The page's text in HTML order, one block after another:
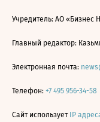
Учредитель: АО «Бизнес
Главный редактор:
Электронная почта:
Телефон: +7 495 956-34-58
Сайт использует IP